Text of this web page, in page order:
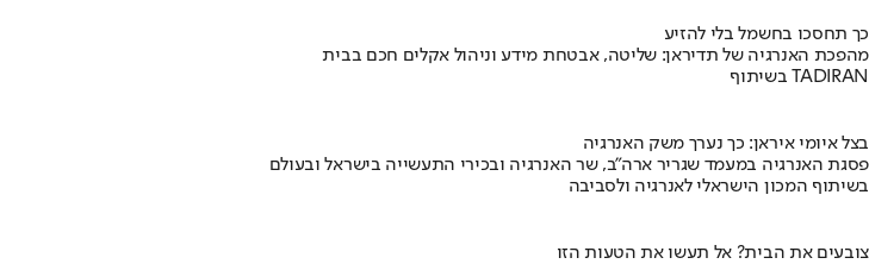
כך תחסכו בחשמל בלי להזיע
מהפכת האנרגיה של תדיראן: שליטה, אבטחת מידע וניהול אקלים חכם בבית
בשיתוף TADIRAN
בצל איומי איראן: כך נערך משק האנרגיה
פסגת האנרגיה במעמד שגריר ארה"ב, שר האנרגיה ובכירי התעשייה בישראל ובעולם
בשיתוף המכון הישראלי לאנרגיה ולסביבה
צובעים את הבית? אל תעשו את הטעות הזו